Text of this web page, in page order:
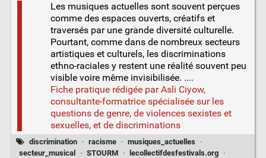
Les musiques actuelles sont souvent perçues
comme des espaces ouverts, créatifs et
traversés par une grande diversité culturelle.
Pourtant, comme dans de nombreux secteurs
artistiques et culturels, les discriminations
ethno-raciales y restent une réalité souvent peu
visible voire même invisibilisée. ....
Fiche pratique rédigée par Asli Ciyow,
consultante-formatrice spécialisée sur les
questions de genre, de violences sexistes et
sexuelles, et de discriminations
discrimination · racisme · musiques_actuelles
·
secteur_musical
· STOURM · lecollectifdesfestivals.org ·